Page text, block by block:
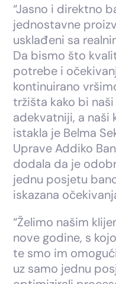
“Jasno i direktno
jednostavne
usklađeni sa
Da bismo što
potrebe i
kontinuirano
tržišta kako bi
adekvatniji, a naši
istakla je Belma
Uprave Addiko
dodala da je
jednu posjetu
iskazana
“Želimo našim
nove godine, s
te smo im
uz samo jednu